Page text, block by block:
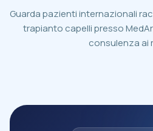
Guarda pazienti internazionali
trapianto capelli presso
consulenza ai